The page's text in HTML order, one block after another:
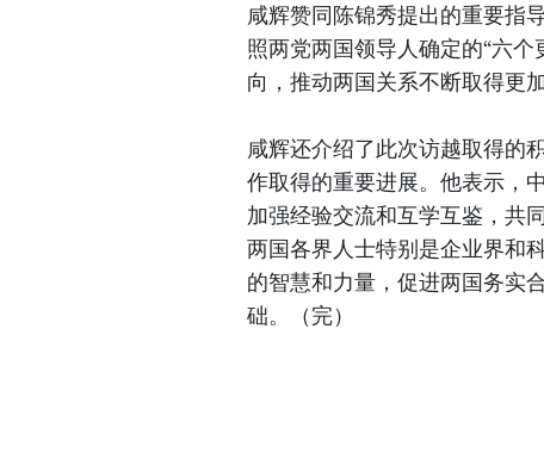
咸辉赞同陈锦秀提出的重要指
照两党两国领导人确定的“六
向，推动两国关系不断取得更
咸辉还介绍了此次访越取得的
作取得的重要进展。他表示，
加强经验交流和互学互鉴，共
两国各界人士特别是企业界和
的智慧和力量，促进两国务实
础。（完）